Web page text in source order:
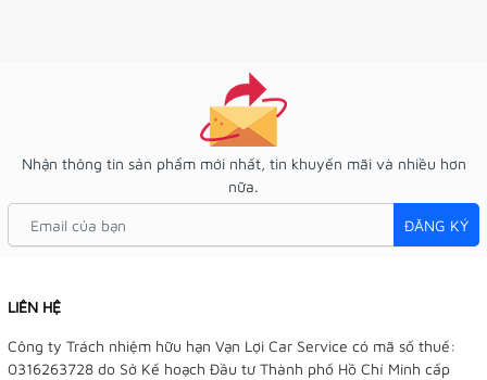
Nhận thông tin sản phẩm mới nhất, tin khuyến mãi và nhiều hơn
nữa.
ĐĂNG KÝ
LIÊN HỆ
Công ty Trách nhiệm hữu hạn Vạn Lợi Car Service có mã số thuế:
0316263728 do Sở Kế hoạch Đầu tư Thành phố Hồ Chí Minh cấp